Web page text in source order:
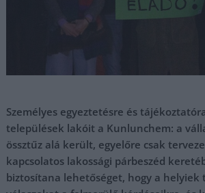
Személyes egyeztetésre és
települések lakóit a Kunlunchem: a
össztűz alá került, egyelőre csak
kapcsolatos lakossági párbeszéd
biztosítana lehetőséget, hogy a